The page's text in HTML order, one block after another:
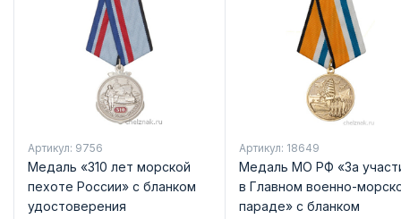
Артикул: 9756
Медаль «310 лет морской
пехоте России» с бланком
удостоверения
Артикул: 18649
Медаль МО РФ «За
в Главном военно-
параде» с бланком